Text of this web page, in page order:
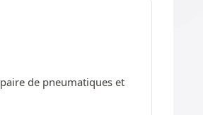
de pneumatiques et